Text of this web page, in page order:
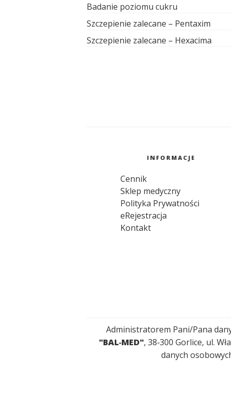
Badanie poziomu cukru
Szczepienie zalecane – Pentaxim
Szczepienie zalecane – Hexacima
INFORMACJE
Cennik
Sklep medyczny
Polityka Prywatności
eRejestracja
Kontakt
Administratorem Pani/Pana
"BAL‑MED", 38‑300 Gorlice, ul.
danych